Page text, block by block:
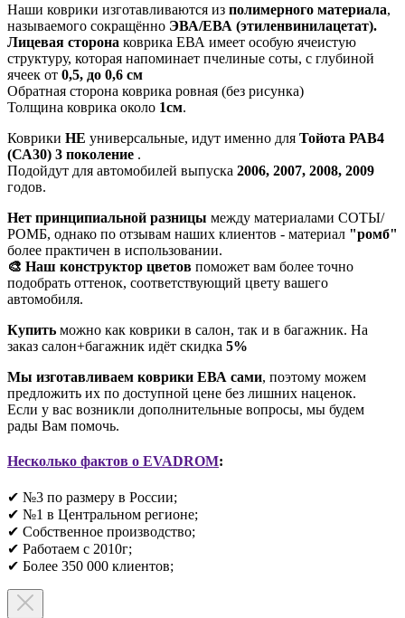
Наши коврики изготавливаются из полимерного материала,
называемого сокращённо ЭВА/ЕВА (этиленвинилацетат).
Лицевая сторона коврика ЕВА имеет особую ячеистую
структуру, которая напоминает пчелиные соты, с глубиной
ячеек от 0,5, до 0,6 см
Обратная сторона коврика ровная (без рисунка)
Толщина коврика около 1см.
Коврики НЕ универсальные, идут именно для Тойота РАВ4
(СА30) 3 поколение .
Подойдут для автомобилей выпуска 2006, 2007, 2008, 2009
годов.
Нет принципиальной разницы между материалами СОТЫ/
РОМБ, однако по отзывам наших клиентов - материал "ромб"
более практичен в использовании.
🎨 Наш конструктор цветов поможет вам более точно
подобрать оттенок, соответствующий цвету вашего
автомобиля.
Купить можно как коврики в салон, так и в багажник. На
заказ салон+багажник идёт скидка 5%
Мы изготавливаем коврики ЕВА сами, поэтому можем
предложить их по доступной цене без лишних наценок.
Если у вас возникли дополнительные вопросы, мы будем
рады Вам помочь.
Несколько фактов о EVADROM:
✔ №3 по размеру в России;
✔ №1 в Центральном регионе;
✔ Собственное производство;
✔ Работаем с 2010г;
✔ Более 350 000 клиентов;​